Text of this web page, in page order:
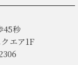
45秒
エア1F